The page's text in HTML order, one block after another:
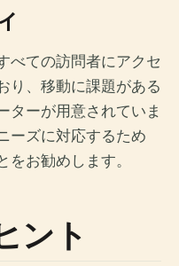
べての訪問者にアクセ
り、移動に課題がある
ターが用意されていま
ーズに対応するため
お勧めします。
ント